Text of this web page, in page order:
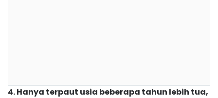
4. Hanya terpaut usia beberapa tahun lebih tua,